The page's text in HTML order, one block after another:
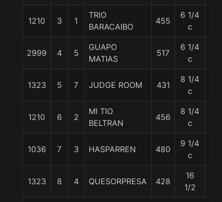
1210 3 1
TRIO
BARACAIBO
455
6 1/4
c
2999 4 5
GUAPO
MATIAS
517
6 1/4
c
1323 5 7 JUDGE ROOM 431
8 1/4
c
1210 6 2
MI TIO
BELTRAN
456
8 1/4
c
1036 7 3 HASPARREN 480
9 1/4
c
1323 8 4 QUESORPRESA 428
16
1/2